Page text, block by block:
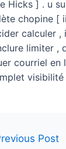
Hicks ] . u
chopine [
calculer ,
limiter ,
courriel en
visibilité
Post